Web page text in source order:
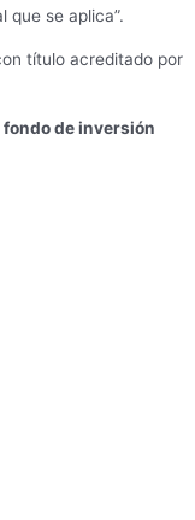
que se aplica”.
título acreditado por
de inversión